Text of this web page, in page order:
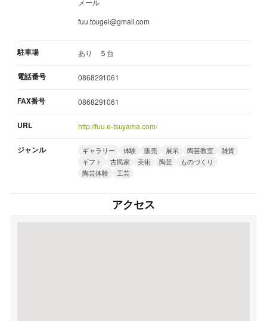
fuu.tougei@gmail.com
駐車場 あり ５台
電話番号 0868291061
FAX番号 0868291061
URL http://fuu.e-tsuyama.com/
ジャンル ギャラリー 体験 販売 展示 陶芸教室
雑貨
ギフト
古民家 美術 陶芸
ものづくり
陶芸体験
工芸
アクセス